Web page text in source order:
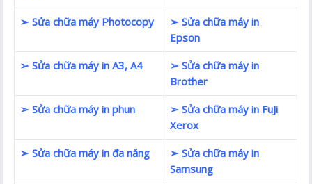
➢ Sửa chữa máy Photocopy
➢ Sửa chữa máy in
Epson
➢ Sửa chữa máy in A3, A4
➢ Sửa chữa máy in
Brother
➢ Sửa chữa máy in phun
➢ Sửa chữa máy in FuJi
Xerox
➢ Sửa chữa máy in đa năng
➢ Sửa chữa máy in
Samsung